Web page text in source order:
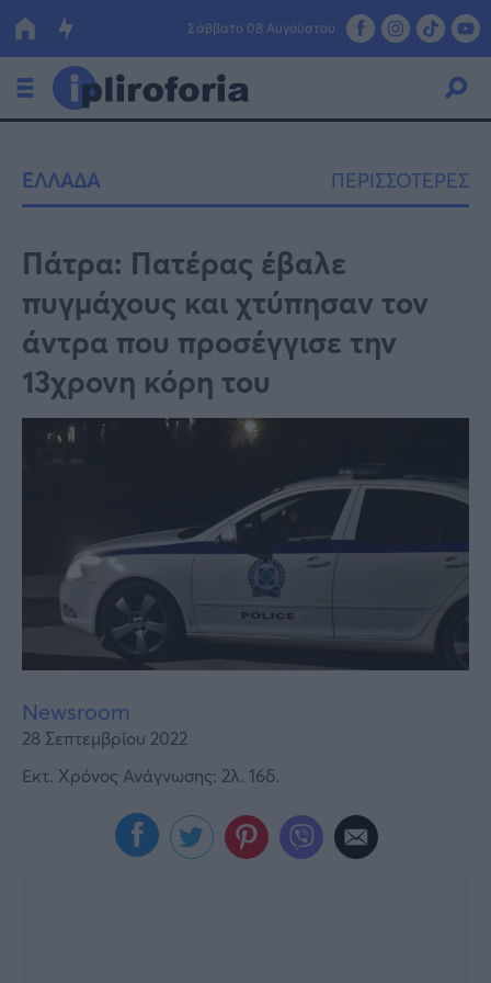
Σάββατο 08 Αυγούστου
Οικονομία
Πολιτική
Τράπεζες
Επιδοτήσεις
ΕΣΠΑ
Κόσμος
Lifestyle
Αθλητικά
Γυναίκα
Καιρός
ΕΛΛΑΔΑ ΠΕΡΙΣΣΟΤΕΡΕΣ
Πάτρα: Πατέρας έβαλε
πυγμάχους και χτύπησαν τον
άντρα που προσέγγισε την
13χρονη κόρη του
Newsroom
28 Σεπτεμβρίου 2022
Εκτ. Χρόνος Ανάγνωσης: 2λ. 16δ.